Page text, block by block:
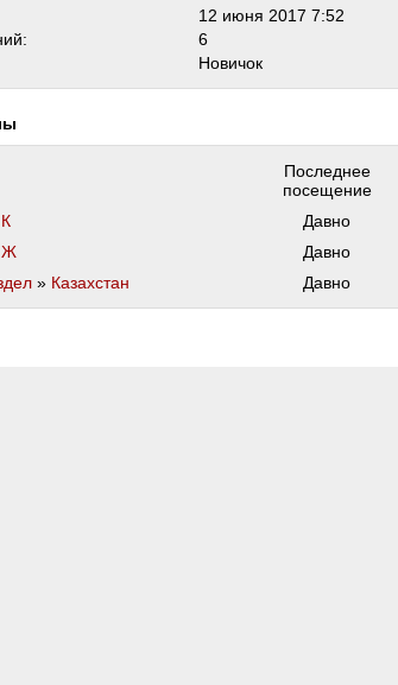
12 июня 2017 7:52
6
Новичок
Последнее
посещение
К Давно
Ж Давно
» Казахстан Давно